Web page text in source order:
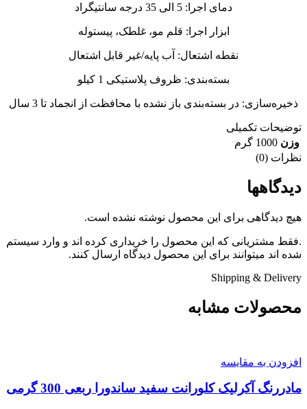
دمای اجرا: 5 الی 35 درجه سانتیگراد
ابزار اجرا: قلم مو، غلطک، پیستوله
نقطه اشتعال: آب پایه/غیر قابل اشتعال
بسته‌بندی: ظروف پلاستیکی 1 کیلو
ذخیره‌سازی: در بسته‌بندی باز نشده با محافظت از انجماد تا 3 سال
توضیحات تکمیلی
وزن 1000 گرم
نظرات (0)
دیدگاهها
هیچ دیدگاهی برای این محصول نوشته نشده است.
.فقط مشتریانی که این محصول را خریداری کرده اند و وارد سیستم
شده اند میتوانند برای این محصول دیدگاه ارسال کنند.
Shipping & Delivery
محصولات مشابه
افزودن به مقایسه
مادررنگ آکرلیک کلورانت سفید ساندورا ربعی 300 گرمی